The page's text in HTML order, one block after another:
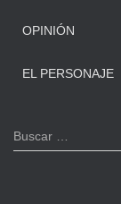
OPINIÓN
EL PERSONAJE
B
u
Buscar …